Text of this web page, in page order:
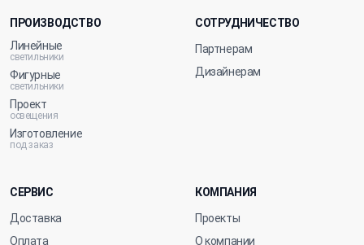
ПРОИЗВОДСТВО
Линейные
светильники
Фигурные
светильники
Проект
освещения
Изготовление
под заказ
СОТРУДНИЧЕСТВО
Партнерам
Дизайнерам
СЕРВИС
Доставка
Оплата
КОМПАНИЯ
Проекты
О компании